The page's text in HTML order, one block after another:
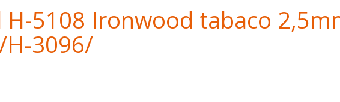
H-5108 Ironwood tabaco
H-3096/